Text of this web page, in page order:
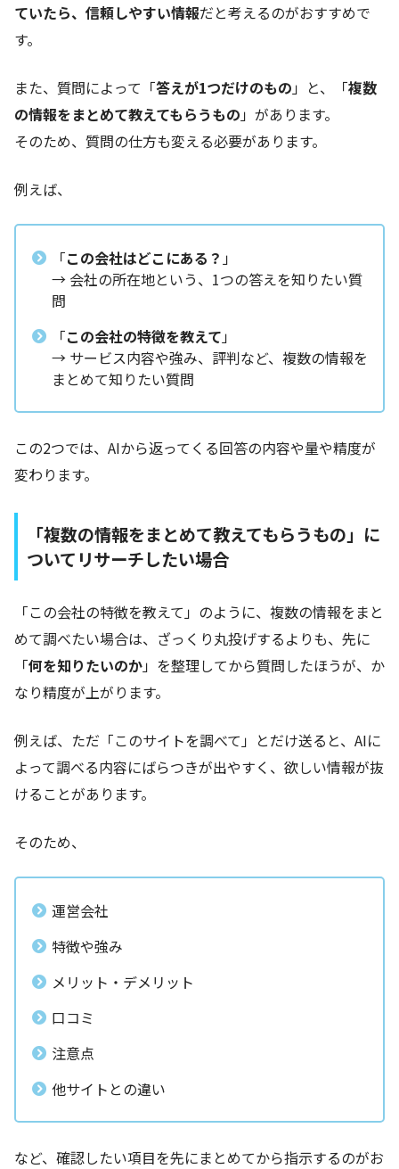
ていたら、信頼しやすい情報だと考えるのがおすすめで
す。
また、質問によって「答えが1つだけのもの 」と、「複数
の情報をまとめて教えてもらうもの 」があります。
そのため、質問の仕方も変える必要があります。
例えば、
「この会社はどこにある？ 」
→ 会社の所在地という、1つの答えを知りたい質
問
「この会社の特徴を教えて 」
→ サービス内容や強み、評判など、複数の情報を
まとめて知りたい質問
この2つでは、AIから返ってくる回答の内容や量や精度が
変わります。
「複数の情報をまとめて教えてもらうもの」 に
ついてリサーチしたい場合
「この会社の特徴を教えて」のように、複数の情報をまと
めて調べたい場合は、ざっくり丸投げするよりも、先に
「何を知りたいのか」を整理してから質問したほうが、か
なり精度が上がります。
例えば、ただ「このサイトを調べて」とだけ送ると、AIに
よって調べる内容にばらつきが出やすく、欲しい情報が抜
けることがあります。
そのため、
運営会社
特徴や強み
メリット・デメリット
口コミ
注意点
他サイトとの違い
など、確認したい項目を先にまとめてから指示するのがお